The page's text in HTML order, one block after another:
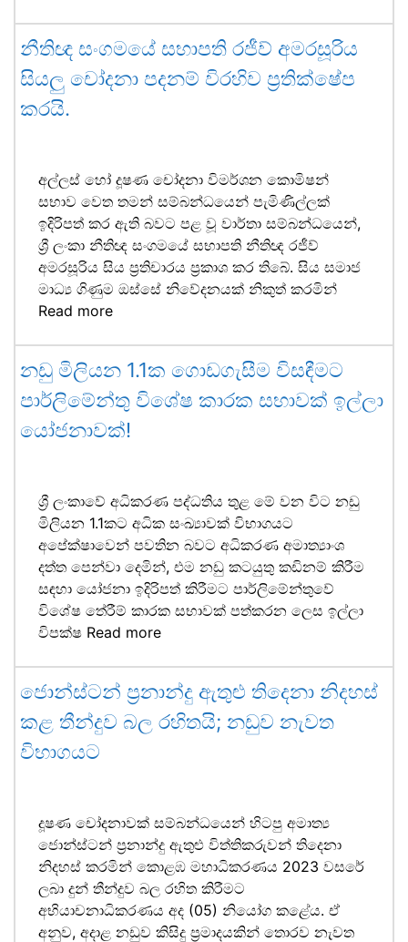
නීතිඥ සංගමයේ සභාපති රජීව් අමරසූරිය
සියලු චෝදනා පදනම් විරහිව ප්‍රතික්ෂේප
කරයි.
අල්ලස් හෝ දූෂණ චෝදනා විමර්ශන කොමිෂන්
සභාව වෙත තමන් සම්බන්ධයෙන් පැමිණිල්ලක්
ඉදිරිපත් කර ඇති බවට පළ වූ වාර්තා සම්බන්ධයෙන්,
ශ්‍රී ලංකා නීතිඥ සංගමයේ සභාපති නීතිඥ රජීව්
අමරසූරිය සිය ප්‍රතිචාරය ප්‍රකාශ කර තිබේ. සිය සමාජ
මාධ්‍ය ගිණුම ඔස්සේ නිවේදනයක් නිකුත් කරමින්
Read more
නඩු මිලියන 1.1ක ගොඩගැසීම විසඳීමට
පාර්ලිමේන්තු විශේෂ කාරක සභාවක් ඉල්ලා
යෝජනාවක්!
ශ්‍රී ලංකාවේ අධිකරණ පද්ධතිය තුළ මේ වන විට නඩු
මිලියන 1.1කට අධික සංඛ්‍යාවක් විභාගයට
අපේක්ෂාවෙන් පවතින බවට අධිකරණ අමාත්‍යාංශ
දත්ත පෙන්වා දෙමින්, එම නඩු කටයුතු කඩිනම් කිරීම
සඳහා යෝජනා ඉදිරිපත් කිරීමට පාර්ලිමේන්තුවේ
විශේෂ තේරීම් කාරක සභාවක් පත්කරන ලෙස ඉල්ලා
විපක්ෂ Read more
ජොන්ස්ටන් ප්‍රනාන්දු ඇතුළු තිදෙනා නිදහස්
කළ තීන්දුව බල රහිතයි; නඩුව නැවත
විභාගයට
දූෂණ චෝදනාවක් සම්බන්ධයෙන් හිටපු අමාත්‍ය
ජොන්ස්ටන් ප්‍රනාන්දු ඇතුළු විත්තිකරුවන් තිදෙනා
නිදහස් කරමින් කොළඹ මහාධිකරණය 2023 වසරේ
ලබා දුන් තීන්දුව බල රහිත කිරීමට
අභියාචනාධිකරණය අද (05) නියෝග කළේය. ඒ
අනුව, අදාළ නඩුව කිසිදු ප්‍රමාදයකින් තොරව නැවත